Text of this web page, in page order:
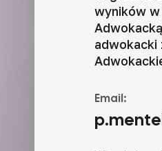
wyników w
adwokacki
Email: